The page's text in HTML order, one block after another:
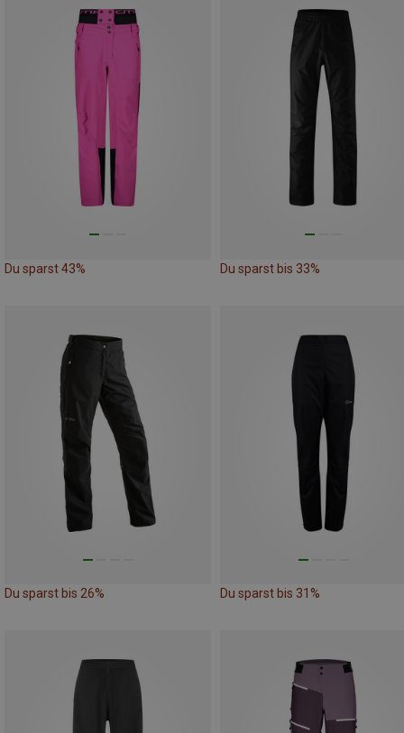
Du sparst 43% Du sparst bis 33%
Du sparst bis 26% Du sparst bis 31%